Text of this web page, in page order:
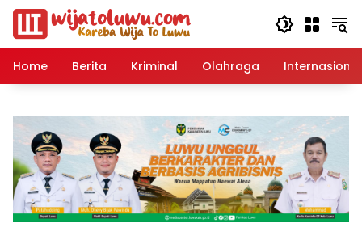
Langsung
konten
Home
Berita Kriminal Olahraga Internasional